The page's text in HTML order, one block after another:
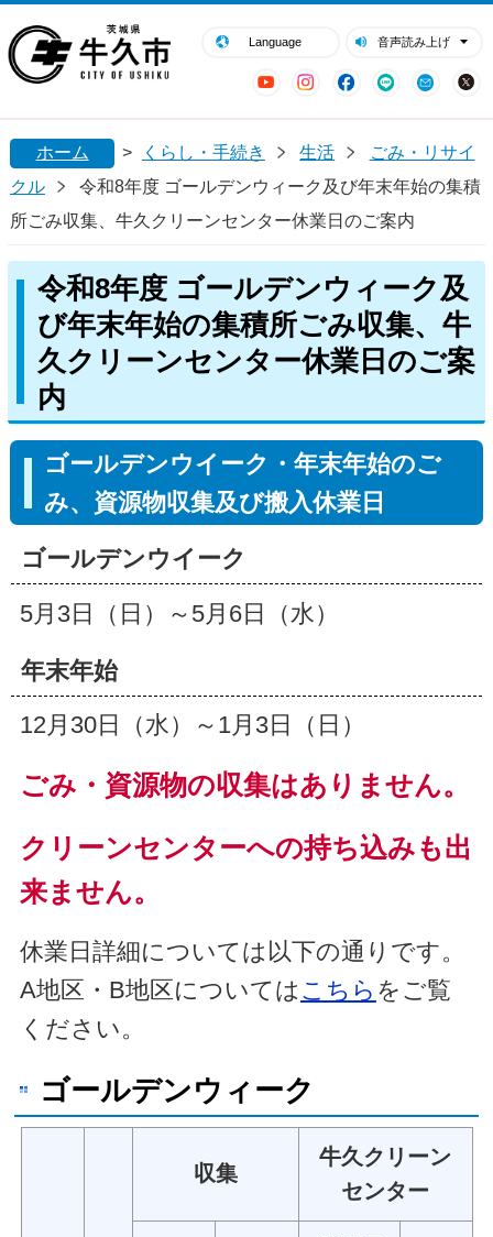
Language 音声読み上げ
YouTubeInstagram
Facebook
LINE Mail
閉じる
ホーム > くらし・手続き 生活
ごみ・リサイ
クル
令和8年度 ゴールデンウィーク及び年末年始の集積
所ごみ収集、牛久クリーンセンター休業日のご案内
令和8年度 ゴールデンウィーク及
び年末年始の集積所ごみ収集、牛
久クリーンセンター休業日のご案
内
ゴールデンウイーク・年末年始のご
み、資源物収集及び搬入休業日
ゴールデンウイーク
5月3日（日）～5月6日（水）
年末年始
12月30日（水）～1月3日（日）
ごみ・資源物の収集はありません。
クリーンセンターへの持ち込みも出
来ません。
休業日詳細については以下の通りです。
A地区・B地区については こちら をご覧
ください。
ゴールデンウィーク
収集
牛久クリーン
センター